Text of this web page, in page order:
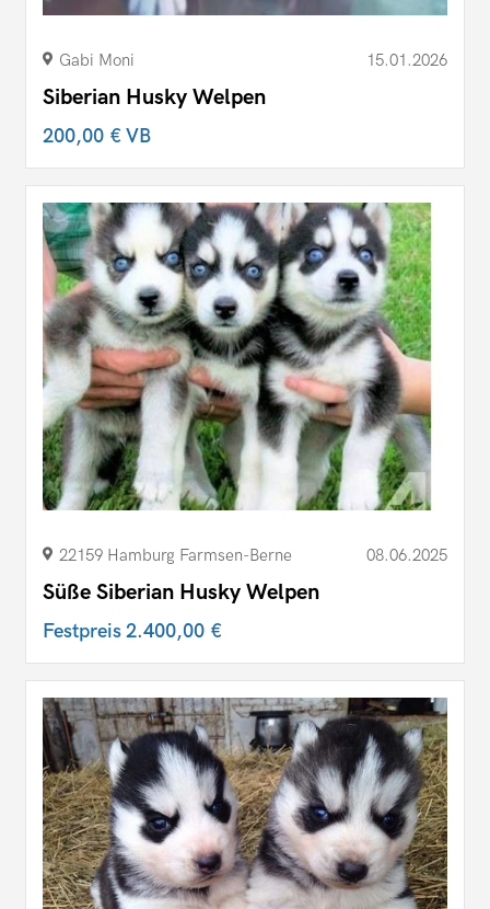
Gabi Moni 15.01.2026
Siberian Husky Welpen
200,00 €VB
22159 Hamburg Farmsen-​Berne 08.06.2025
Süße Siberian Husky Welpen
Festpreis2.400,00 €